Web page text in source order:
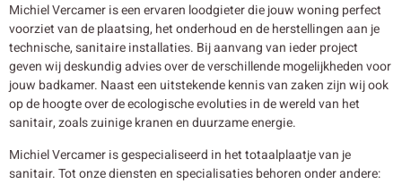
Michiel Vercamer is een ervaren loodgieter die jouw woning perfect
voorziet van de plaatsing, het onderhoud en de herstellingen aan je
technische, sanitaire installaties. Bij aanvang van ieder project
geven wij deskundig advies over de verschillende mogelijkheden voor
jouw badkamer. Naast een uitstekende kennis van zaken zijn wij ook
op de hoogte over de ecologische evoluties in de wereld van het
sanitair, zoals zuinige kranen en duurzame energie.
Michiel Vercamer is gespecialiseerd in het totaalplaatje van je
sanitair. Tot onze diensten en specialisaties behoren onder andere: